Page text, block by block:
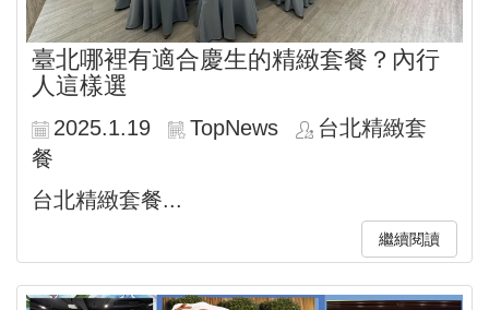
臺北哪裡有適合慶生的精緻套餐？內行
人這樣選
2025.1.19 TopNews
台北精緻套
餐
台北精緻套餐...
繼續閱讀